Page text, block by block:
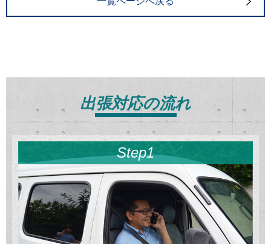
出張対応の流れ
Step1